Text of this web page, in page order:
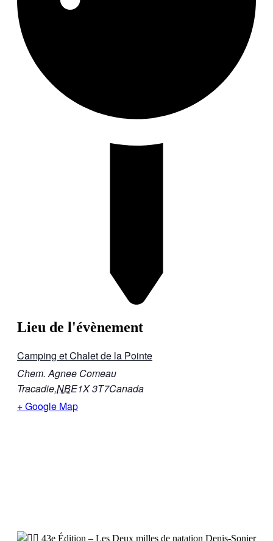
Lieu de l'évènement
Camping et Chalet de la Pointe
Chem. Agnee Comeau
Tracadie,NBE1X 3T7Canada
+ Google Map
43e Édition – Les Deux milles de natation Denis-Sonier